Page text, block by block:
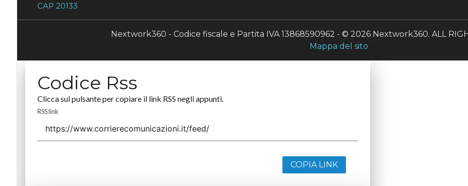
CAP 20133
Nextwork360 - Codice fiscale e Partita IVA 13868590962 - © 2026 Nextwork360. ALL
Mappa del sito
Codice Rss
Clicca sul pulsante per copiare il link RSS negli appunti.
RSS link
COPIA LINK